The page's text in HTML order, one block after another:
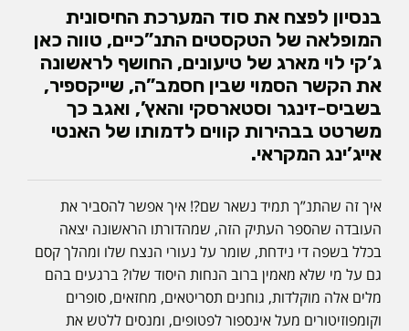
בנסיון לפצח את סוד המערכת החיסונית
המופלאה של הטקסטים התנ”כיים, טווה כאן
ג’קי לוי מארג של טיעונים, החושף לראשונה
את הקשר הסמוי שבין חסמב”ה, שייקספיר,
בשביס-זינגר וסטארסקי והאץ’, ואגב כך
משרטט בבהירות קווים לדמותו של האנטי
אייג’ינג המקראי.
איך זה שהתנ”ך תמיד נשאר שם?! איך אפשר להסביר את
העובדה שהספר העתיק הזה, שמהדורתו הראשונה יצאה
בכלל בשפה די נידחת, שומר על נעורי הנצח שלו ומהלך קסם
גם על מי שלא מאמין ברוב הנחות היסוד שלו? ברגעים בהם
מלים אלה מוקלדות, גוחנים תסריטאים, מחזאים, סופרים
וקומפוזיטורים מעל אינספור לפטופים, ומנסים ללטש את